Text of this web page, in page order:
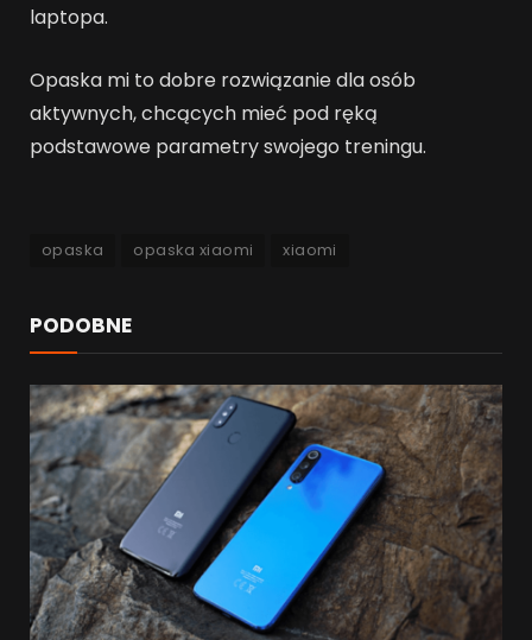
laptopa.
Opaska mi to dobre rozwiązanie dla osób
aktywnych, chcących mieć pod ręką
podstawowe parametry swojego treningu.
opaska opaska xiaomi xiaomi
PODOBNE